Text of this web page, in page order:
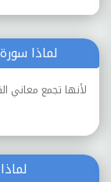
لماذا
لأنها تجمع معاني